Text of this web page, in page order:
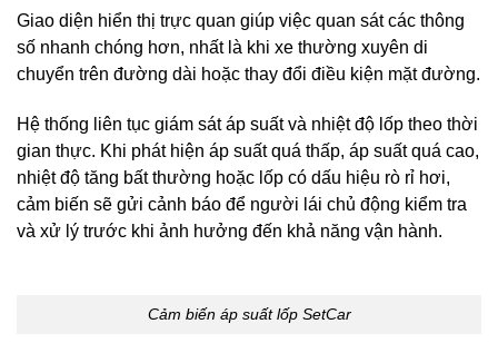
Giao diện hiển thị trực quan giúp việc quan sát các thông
số nhanh chóng hơn, nhất là khi xe thường xuyên di
chuyển trên đường dài hoặc thay đổi điều kiện mặt đường.
Hệ thống liên tục giám sát áp suất và nhiệt độ lốp theo thời
gian thực. Khi phát hiện áp suất quá thấp, áp suất quá cao,
nhiệt độ tăng bất thường hoặc lốp có dấu hiệu rò rỉ hơi,
cảm biến sẽ gửi cảnh báo để người lái chủ động kiểm tra
và xử lý trước khi ảnh hưởng đến khả năng vận hành.
Cảm biến áp suất lốp SetCar